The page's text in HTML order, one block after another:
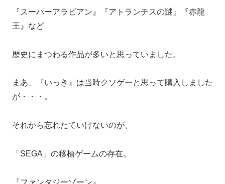
『スーパーアラビアン』『アトランチスの謎』『赤龍
王』など
歴史にまつわる作品が多いと思っていました。
まあ、『いっき』は当時クソゲーと思って購入しました
が・・・。
それから忘れたていけないのが、
「SEGA」の移植ゲームの存在。
『ファンタジーゾーン』